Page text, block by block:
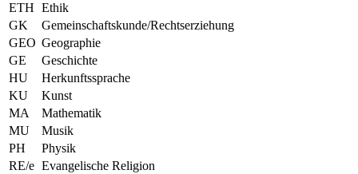
ETH Ethik
GK
Gemeinschaftskunde/Rechtserziehung
GEO Geographie
GE
Geschichte
HU
Herkunftssprache
KU
Kunst
MA
Mathematik
MU
Musik
PH
Physik
RE/e Evangelische Religion